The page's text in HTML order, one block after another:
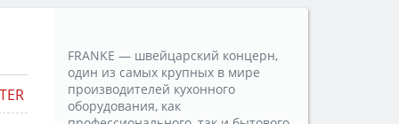
FRANKE — швейцарский концерн,
один из самых крупных в мире
производителей кухонного
оборудования, как